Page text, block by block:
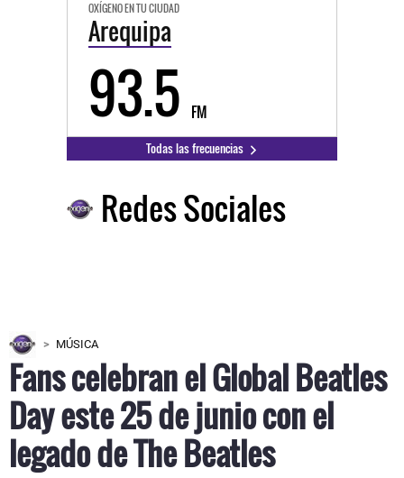
OXÍGENO EN TU CIUDAD
Arequipa
93.5 FM
Todas las frecuencias
Redes Sociales
MÚSICA
Fans celebran el Global Beatles
Day este 25 de junio con el
legado de The Beatles